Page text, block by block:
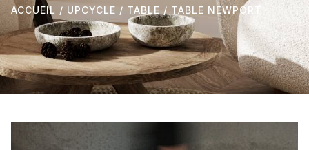
ACCUEIL / UPCYCLE / TABLE / TABLE NEWPORT